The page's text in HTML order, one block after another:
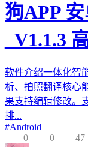
狗APP
_V1.1.3
软件介绍一体化智
析、拍照翻译核心
果支持编辑修改。
排...
#Android
0
0 47